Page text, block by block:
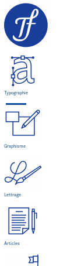
Typographie
Graphisme
Lettrage
Articles